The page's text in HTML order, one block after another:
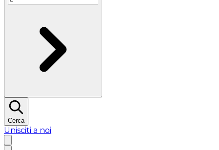
Cerca
Unisciti a noi